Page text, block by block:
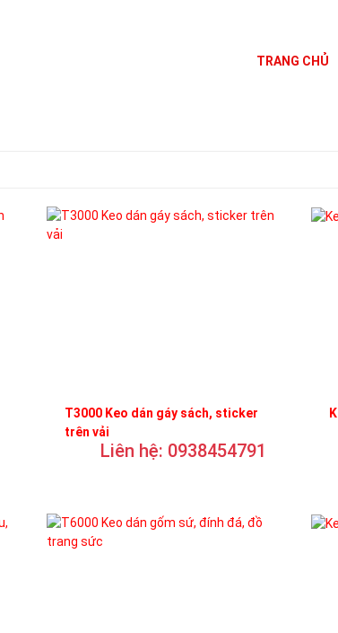
TRANG CHỦ
T3000 Keo dán gáy sách, sticker
trên vải
Liên hệ: 0938454791